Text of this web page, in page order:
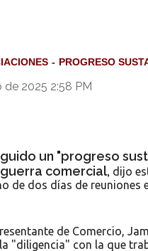
PROGRESO
de 2025 2:58 PM
un "progreso
comercial, dijo
de dos días de
de Comercio,
"diligencia" con la que